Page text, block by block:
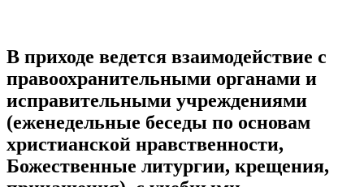
В приходе ведется взаимодействие с
правоохранительными органами и
исправительными учреждениями
(еженедельные беседы по основам
христианской нравственности,
Божественные литургии, крещения,